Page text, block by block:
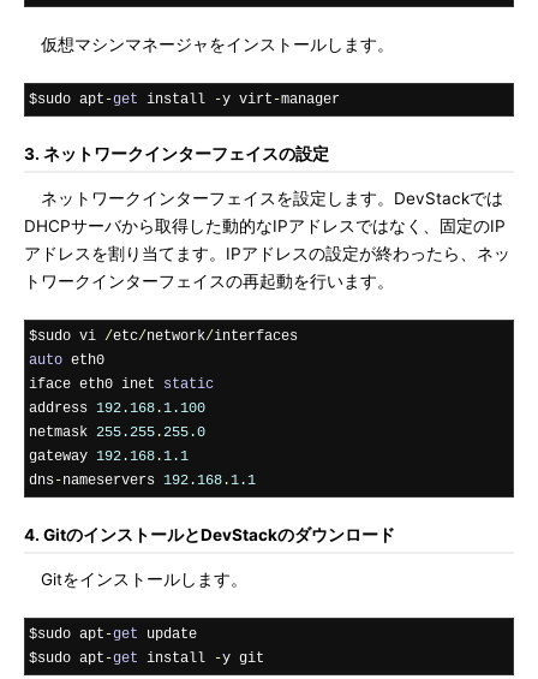
仮想マシンマネージャをインストールします。
$sudo apt -get install -y virt -manager
3. ネットワークインターフェイスの設定
ネットワークインターフェイスを設定します。DevStackでは
DHCPサーバから取得した動的なIPアドレスではなく、固定のIP
アドレスを割り当てます。IPアドレスの設定が終わったら、ネッ
トワークインターフェイスの再起動を行います。
$sudo vi /etc/network/
auto eth0
iface eth0 inet static
address 192.168 .1.100
netmask 255.255 .255.0
gateway 192.168 .1.1
dns-nameservers 192.168 .1.1
4. GitのインストールとDevStackのダウンロード
Gitをインストールします。
$sudo apt -get update
$sudo apt -get install -y git